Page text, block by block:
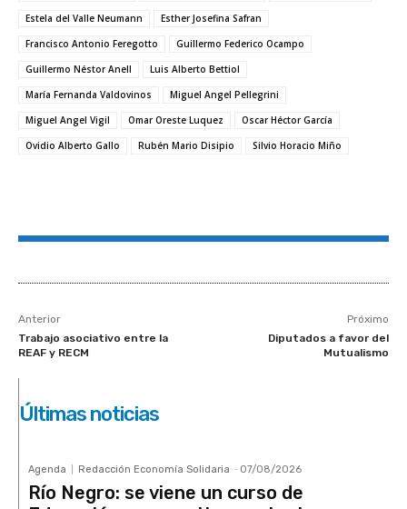
Estela del Valle Neumann
Esther Josefina Safran
Francisco Antonio Feregotto
Guillermo Federico Ocampo
Guillermo Néstor Anell
Luis Alberto Bettiol
María Fernanda Valdovinos
Miguel Angel Pellegrini
Miguel Angel Vigil
Omar Oreste Luquez
Oscar Héctor García
Ovidio Alberto Gallo
Rubén Mario Disipio Silvio Horacio Miño
Anterior
Trabajo asociativo entre la
REAF y RECM
Próximo
Diputados a favor del
Mutualismo
Últimas noticias
Agenda Redacción Economía Solidaria - 07/08/2026
Río Negro: se viene un curso de